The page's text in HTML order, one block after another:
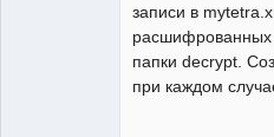
записи в
папки decrypt.
при каждом